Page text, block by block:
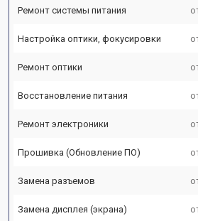
Ремонт системы питания
Настройка оптики, фокусировки
Ремонт оптики
Восстановление питания
Ремонт электроники
Прошивка (Обновление ПО)
Замена разъемов
Замена дисплея (экрана)